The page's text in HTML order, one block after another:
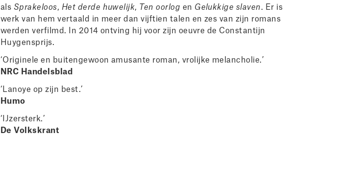
als Sprakeloos, Het derde huwelijk, Ten oorlog en Gelukkige slaven. Er is
werk van hem vertaald in meer dan vijftien talen en zes van zijn romans
werden verfilmd. In 2014 ontving hij voor zijn oeuvre de Constantijn
Huygensprijs.
‘Originele en buitengewoon amusante roman, vrolijke melancholie.’
NRC Handelsblad
‘Lanoye op zijn best.’
Humo
‘IJzersterk.’
De Volkskrant